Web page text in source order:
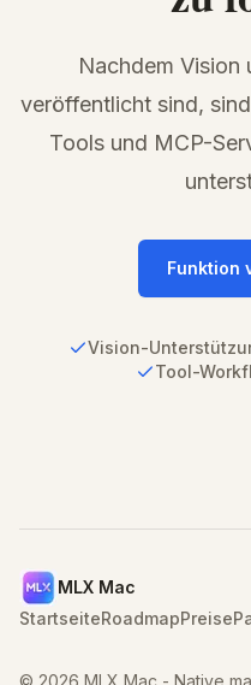
Nachdem Vision
veröffentlicht sind,
Tools und MCP-
Funktion
Vision-
Tool-
MLX Mac
StartseiteRoadmapPreise
© 2026 MLX Mac - Native